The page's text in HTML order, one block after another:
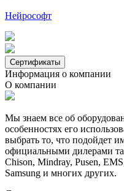
Нейрософт
Сертификаты
Информация о компании
О компании
Мы знаем все об
особенностях его
выбрать то, что подойдет
официальными дилерами
Chison, Mindray, Pusen,
Samsung и многих других.